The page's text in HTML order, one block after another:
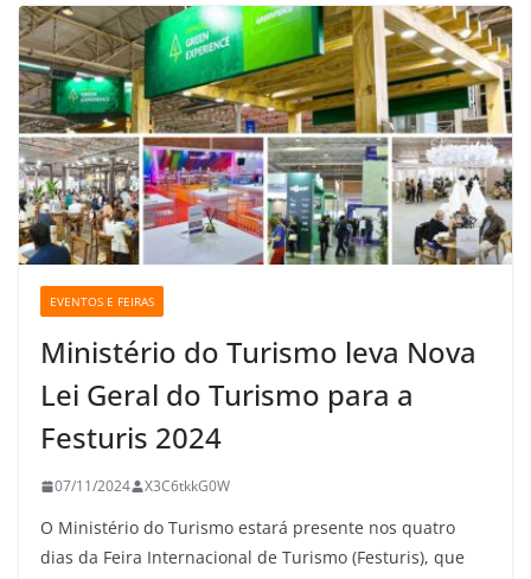
EVENTOS E FEIRAS
Ministério do Turismo leva Nova
Lei Geral do Turismo para a
Festuris 2024
07/11/2024 X3C6tkkG0W
O Ministério do Turismo estará presente nos quatro
dias da Feira Internacional de Turismo (Festuris), que